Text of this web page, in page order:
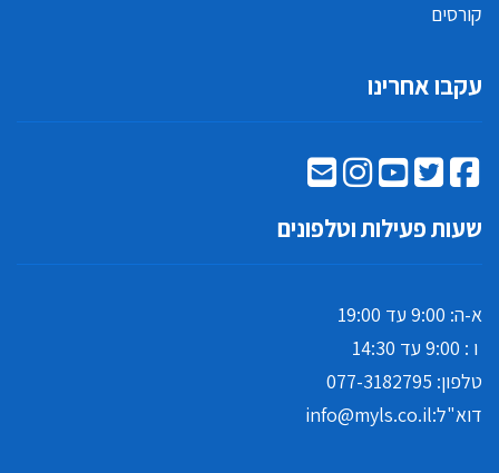
קורסים
עקבו אחרינו
שעות פעילות וטלפונים
א-ה: 9:00 עד 19:00
ו : 9:00 עד 14:30
טלפון: 077-3182795
דוא"ל:info@myls.co.il